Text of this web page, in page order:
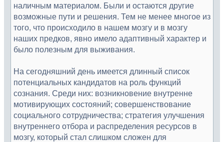
наличным материалом. Были и остаются другие
возможные пути и решения. Тем не менее многое из
того, что происходило в нашем мозгу и в мозгу
наших предков, явно имело адаптивный характер и
было полезным для выживания.
На сегодняшний день имеется длинный список
потенциальных кандидатов на роль функций
сознания. Среди них: возникновение внутренне
мотивирующих состояний; совершенствование
социального сотрудничества; стратегия улучшения
внутреннего отбора и распределения ресурсов в
мозгу, который стал слишком сложен для